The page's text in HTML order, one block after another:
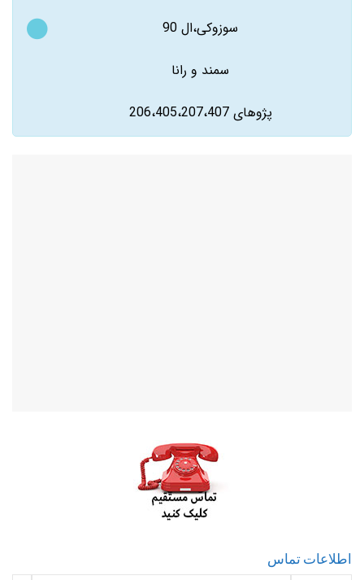
سوزوکی،ال 90
سمند و رانا
پژوهای 206،405،207،407
اطلاعات تماس